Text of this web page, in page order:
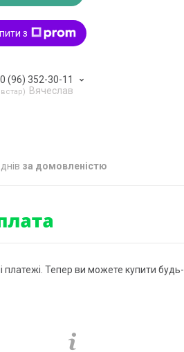
з
(96) 352-30-11
Вячеслав
за домовленістю
платежі. Тепер ви можете купити будь-